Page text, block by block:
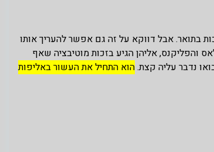
בתואר. אבל דווקא על זה גם אפשר להעריך אותו
דאלאס והפליקנס, אליהן הגיע בזכות מוטיבציה שאף
נדבר עליה קצת.הוא התחיל את העשור באליפות